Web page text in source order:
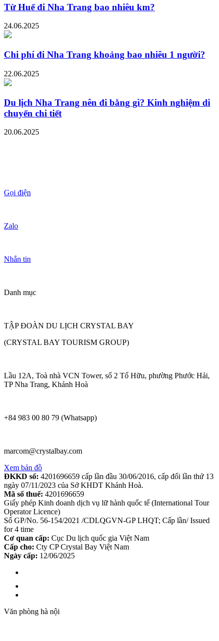
Từ Huế đi Nha Trang bao nhiêu km?
24.06.2025
Chi phí đi Nha Trang khoảng bao nhiêu 1 người?
22.06.2025
Du lịch Nha Trang nên đi bằng gì? Kinh nghiệm di
chuyển chi tiết
20.06.2025
Gọi điện
Zalo
Nhắn tin
Danh mục
TẬP ĐOÀN DU LỊCH CRYSTAL BAY
(CRYSTAL BAY TOURISM GROUP)
Lầu 12A, Toà nhà VCN Tower, số 2 Tố Hữu, phường Phước Hải,
TP Nha Trang, Khánh Hoà
+84 983 00 80 79 (Whatsapp)
marcom@crystalbay.com
Xem bản đồ
ĐKKD số: 4201696659 cấp lần đầu 30/06/2016, cấp đổi lần thứ 13
ngày 07/11/2023 của Sở KHDT Khánh Hoà.
Mã số thuế: 4201696659
Giấy phép Kinh doanh dịch vụ lữ hành quốc tế (International Tour
Operator Licence)
Số GP/No. 56-154/2021 /CDLQGVN-GP LHQT; Cấp lần/ Issued
for 4 time
Cơ quan cấp: Cục Du lịch quốc gia Việt Nam
Cấp cho: Cty CP Crystal Bay Việt Nam
Ngày cấp: 12/06/2025
Văn phòng hà nội